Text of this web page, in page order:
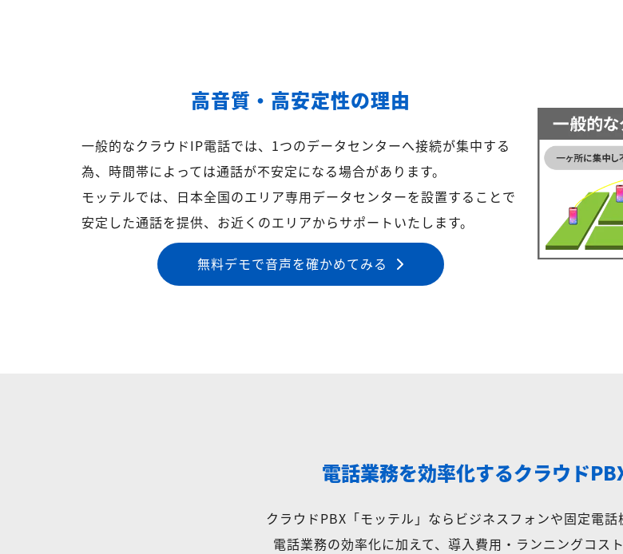
高音質・高安定性の理由
一般的なクラウドIP電話では、1つのデータセンターへ接続が集中する
為、時間帯によっては通話が不安定になる場合があります。
モッテルでは、日本全国のエリア専用データセンターを設置することで
安定した通話を提供、お近くのエリアからサポートいたします。
無料デモで音声を確かめてみる
電話業務を効率化するクラウド
クラウドPBX「モッテル」ならビジネスフォンや固定電話
電話業務の効率化に加えて、導入費用・ランニングコス